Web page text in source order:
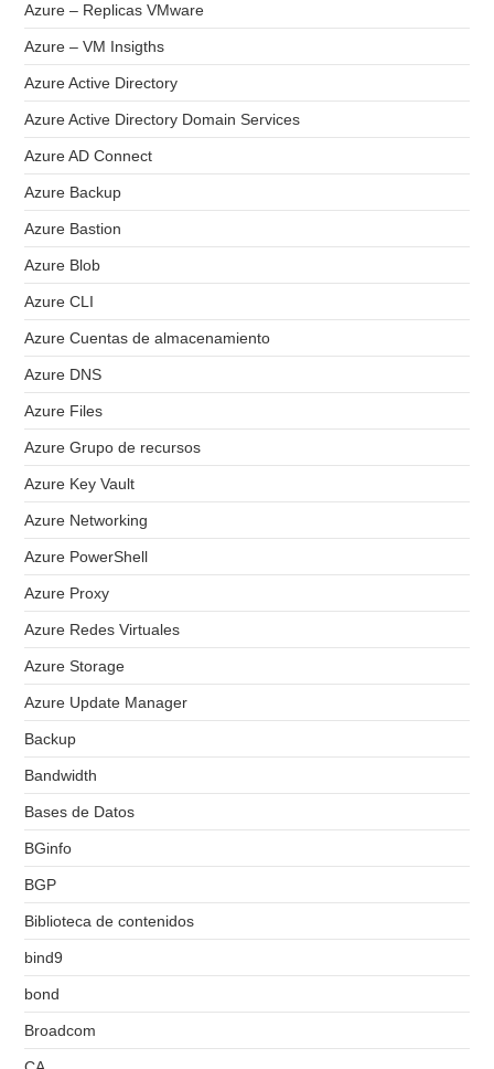
Azure – Replicas VMware
Azure – VM Insigths
Azure Active Directory
Azure Active Directory Domain Services
Azure AD Connect
Azure Backup
Azure Bastion
Azure Blob
Azure CLI
Azure Cuentas de almacenamiento
Azure DNS
Azure Files
Azure Grupo de recursos
Azure Key Vault
Azure Networking
Azure PowerShell
Azure Proxy
Azure Redes Virtuales
Azure Storage
Azure Update Manager
Backup
Bandwidth
Bases de Datos
BGinfo
BGP
Biblioteca de contenidos
bind9
bond
Broadcom